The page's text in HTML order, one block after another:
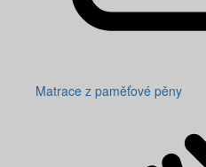
Matrace z paměťové pěny